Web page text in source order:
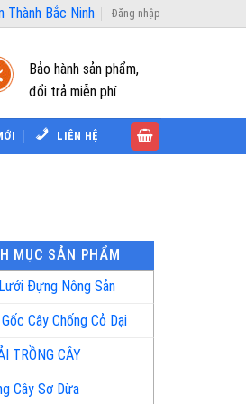
Thành Bắc Ninh Đăng nhập
Bảo hành sản phẩm,
đổi trả miễn phí
LIÊN HỆ
MỤC SẢN PHẨM
Đựng Nông Sản
Cây Chống Cỏ Dại
TRỒNG CÂY
Cây Sơ Dừa